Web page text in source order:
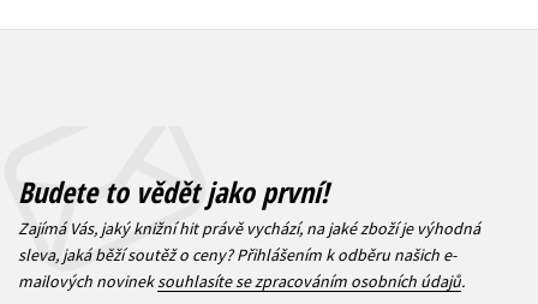
Budete to vědět jako první!
Zajímá Vás, jaký knižní hit právě vychází, na jaké zboží je výhodná
sleva, jaká běží soutěž o ceny? Přihlášením k odběru našich e-
mailových novineksouhlasíte se zpracováním osobních údajů.